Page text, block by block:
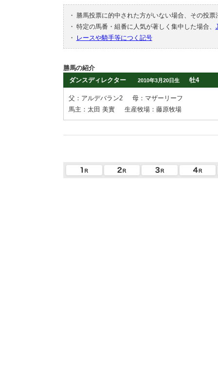
・
勝馬投票に的中された方がいない場合、その投
・ 特定の馬番・組番に人気が著しく集中した場合、
・
レースや騎手等につく記号
勝馬の紹介
ダンスディレクター
2010年3月20日生 牡4
父：アルデバラン2
母：マザーリーフ
馬主：太田 美實
生産牧場：藤原牧場